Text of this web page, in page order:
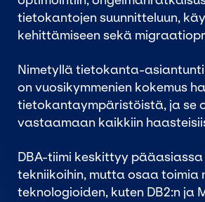
tietokantojen suunnitteluun,
kehittämiseen sekä
Nimetyllä tietokanta-
on vuosikymmenien kokemus
tietokantaympäristöistä, ja se
vastaamaan kaikkiin
DBA-tiimi keskittyy
tekniikoihin, mutta osaa toimia
teknologioiden, kuten DB2:n ja